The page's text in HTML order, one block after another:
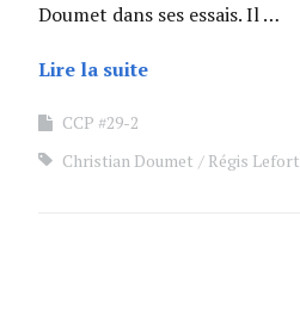
Doumet dans ses essais. Il …
Lire la suite
CCP #29-2
Christian Doumet
Régis Lefort